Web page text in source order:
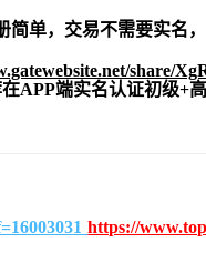
简单，交易不需要实名
share/
APP端实名认证初级+
https://